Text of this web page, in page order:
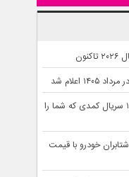
خنده‌دارترین سریال‌های تاریخ؛ ۱۰ سریال کمدی که شما را
فروش پیکاپ مکسوس استار H شتابران خودرو با قیمت